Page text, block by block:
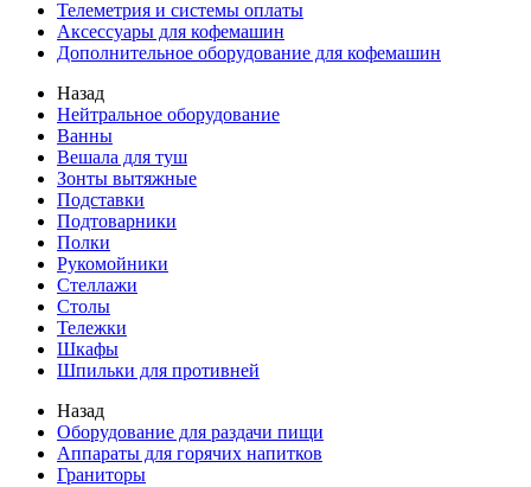
Телеметрия и системы оплаты
Аксессуары для кофемашин
Дополнительное оборудование для кофемашин
Назад
Нейтральное оборудование
Ванны
Вешала для туш
Зонты вытяжные
Подставки
Подтоварники
Полки
Рукомойники
Стеллажи
Столы
Тележки
Шкафы
Шпильки для противней
Назад
Оборудование для раздачи пищи
Аппараты для горячих напитков
Граниторы